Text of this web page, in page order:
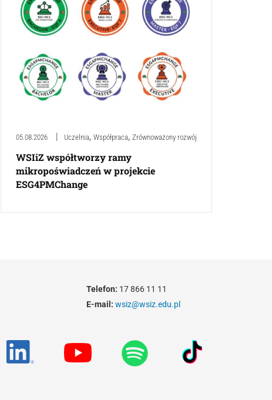
05.08.2026 Uczelnia, Współpraca, Zrównoważony rozwój
WSIiZ współtworzy ramy
mikropoświadczeń w projekcie
ESG4PMChange
Telefon: 17 866 11 11
E-mail: wsiz@wsiz.edu.pl